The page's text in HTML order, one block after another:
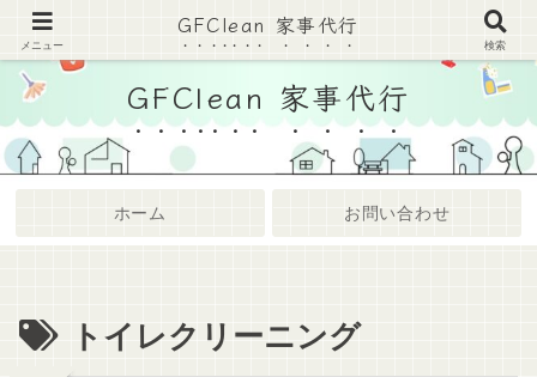
家事代行・ハウスクリーニングまとめサイト
GFClean 家事代行
ホーム お問い合わせ
トイレクリーニング
メニュー
GFClean 家事代行
検索